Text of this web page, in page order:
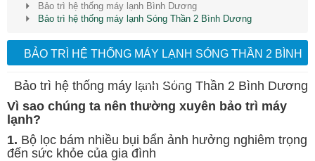
Bảo trì hệ thống máy lạnh Bình Dương
Bảo trì hệ thống máy lạnh Sóng Thần 2 Bình Dương
BẢO TRÌ HỆ THỐNG MÁY LẠNH SÓNG THẦN 2 BÌNH
DƯƠNG
Bảo trì hệ thống máy lạnh Sóng Thần 2 Bình Dương
Vì sao chúng ta nên thường xuyên bảo trì máy
lạnh?
1. Bộ lọc bám nhiều bụi bẩn ảnh hưởng nghiêm trọng
đến sức khỏe của gia đình